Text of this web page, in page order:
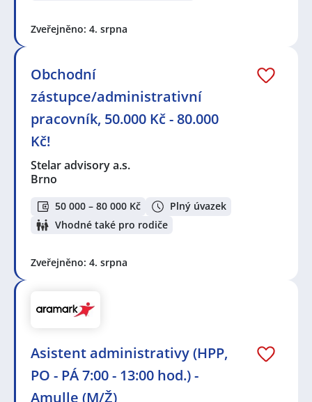
Zveřejněno: 4. srpna
Obchodní
zástupce/administrativní
pracovník, 50.000 Kč - 80.000
Kč!
Stelar advisory a.s.
Brno
50 000 – 80 000 Kč
Plný úvazek
Vhodné také pro rodiče
Zveřejněno: 4. srpna
Asistent administrativy (HPP,
PO - PÁ 7:00 - 13:00 hod.) -
Amulle (M/Ž)